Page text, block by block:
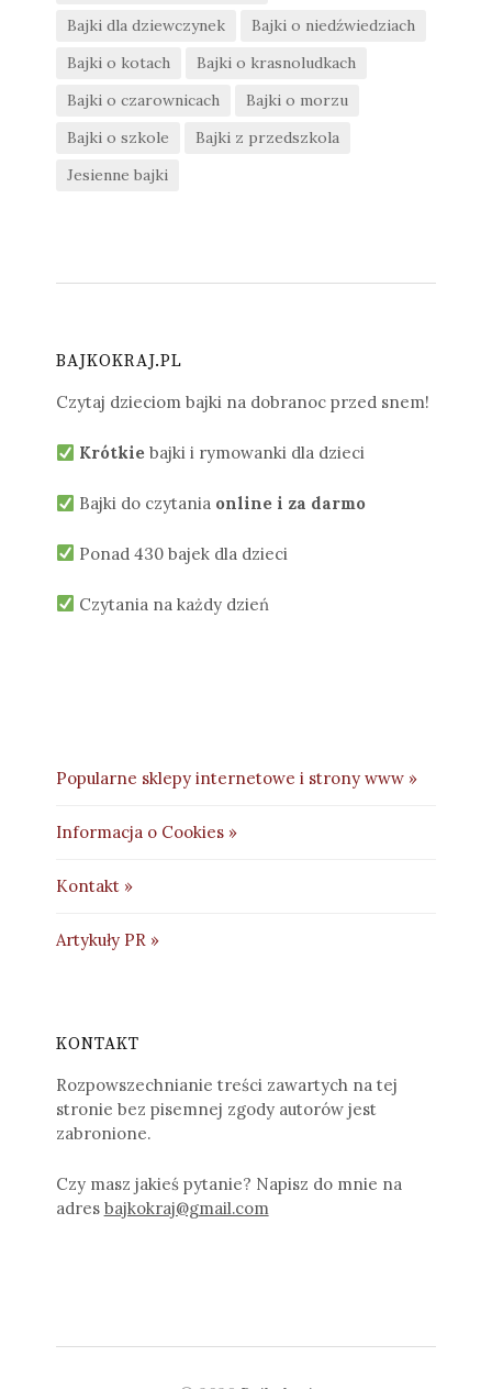
Bajki dla dziewczynek
Bajki o niedźwiedziach
Bajki o kotach
Bajki o krasnoludkach
Bajki o czarownicach
Bajki o morzu
Bajki o szkole
Bajki z przedszkola
Jesienne bajki
BAJKOKRAJ.PL
Czytaj dzieciom bajki na dobranoc przed snem!
Krótkiebajki i rymowanki dla dzieci
Bajki do czytania online i za darmo
Ponad 430 bajek dla dzieci
Czytania na każdy dzień
Popularne sklepy internetowe i strony www »
Informacja o Cookies »
Kontakt »
Artykuły PR »
KONTAKT
Rozpowszechnianie treści zawartych na tej
stronie bez pisemnej zgody autorów jest
zabronione.
Czy masz jakieś pytanie? Napisz do mnie na
adres bajkokraj@gmail.com